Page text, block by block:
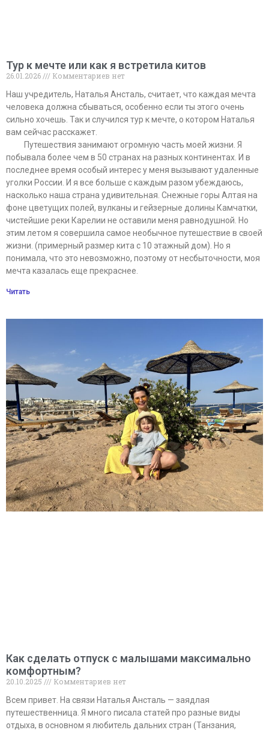
Тур к мечте или как я встретила китов
26.01.2026
Комментариев нет
Наш учредитель, Наталья Ансталь, считает, что каждая мечта
человека должна сбываться, особенно если ты этого очень
сильно хочешь. Так и случился тур к мечте, о котором Наталья
вам сейчас расскажет.
⠀⠀⠀Путешествия занимают огромную часть моей жизни. Я
побывала более чем в 50 странах на разных континентах. И в
последнее время особый интерес у меня вызывают удаленные
уголки России. И я все больше с каждым разом убеждаюсь,
насколько наша страна удивительная. Снежные горы Алтая на
фоне цветущих полей, вулканы и гейзерные долины Камчатки,
чистейшие реки Карелии не оставили меня равнодушной. Но
этим летом я совершила самое необычное путешествие в своей
жизни. (примерный размер кита с 10 этажный дом). Но я
понимала, что это невозможно, поэтому от несбыточности, моя
мечта казалась еще прекраснее.
Читать
Как сделать отпуск с малышами максимально
комфортным?
20.10.2025
Комментариев нет
Всем привет. На связи Наталья Ансталь — заядлая
путешественница. Я много писала статей про разные виды
отдыха, в основном я любитель дальних стран (Танзания,